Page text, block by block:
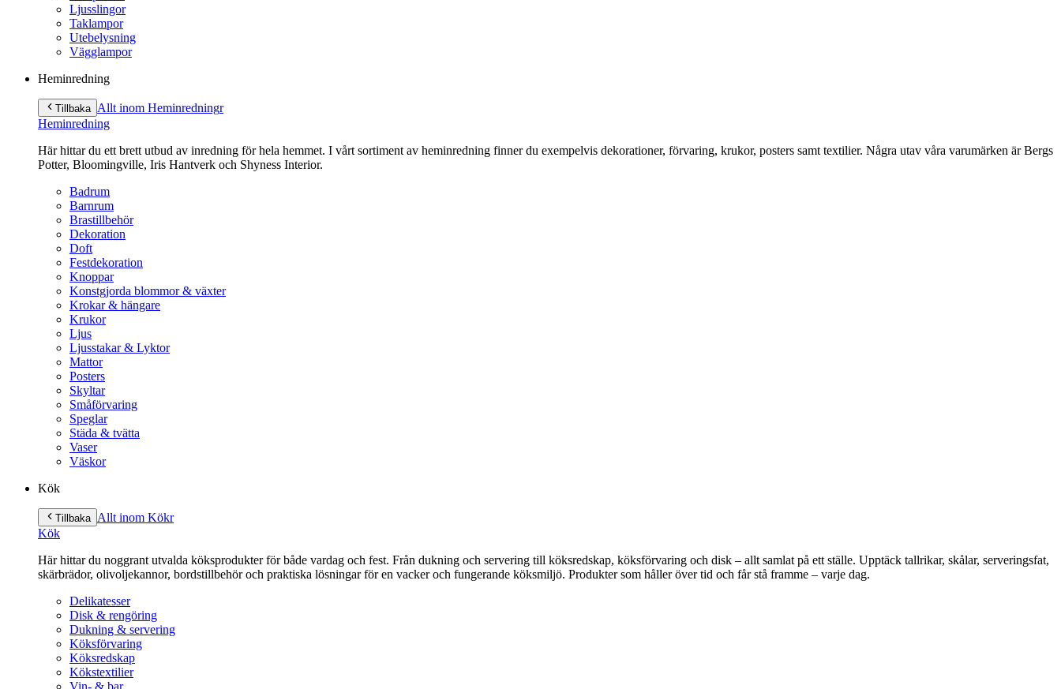
Ljusslingor
Taklampor
Utebelysning
Vägglampor
Heminredning
Tillbaka Allt inom Heminredningr
Heminredning
Här hittar du ett brett utbud av inredning för hela hemmet. I vårt sortiment av heminredning finner du exempelvis dekorationer, förvaring, krukor, posters samt textilier. Några utav våra varumärken är Bergs
Potter, Bloomingville, Iris Hantverk och Shyness Interior.
Badrum
Barnrum
Brastillbehör
Dekoration
Doft
Festdekoration
Knoppar
Konstgjorda blommor & växter
Krokar & hängare
Krukor
Ljus
Ljusstakar & Lyktor
Mattor
Posters
Skyltar
Småförvaring
Speglar
Städa & tvätta
Vaser
Väskor
Kök
Tillbaka Allt inom Kökr
Kök
Här hittar du noggrant utvalda köksprodukter för både vardag och fest. Från dukning och servering till köksredskap, köksförvaring och disk – allt samlat på ett ställe. Upptäck tallrikar, skålar, serveringsfat,
skärbrädor, olivoljekannor, bordstillbehör och praktiska lösningar för en vacker och fungerande köksmiljö. Produkter som håller över tid och får stå framme – varje dag.
Delikatesser
Disk & rengöring
Dukning & servering
Köksförvaring
Köksredskap
Kökstextilier
Vin- & bar